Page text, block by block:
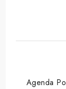
Agenda